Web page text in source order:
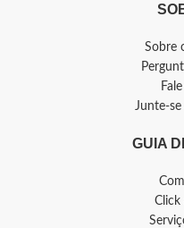
Sobre
Junte-
GUIA
Click